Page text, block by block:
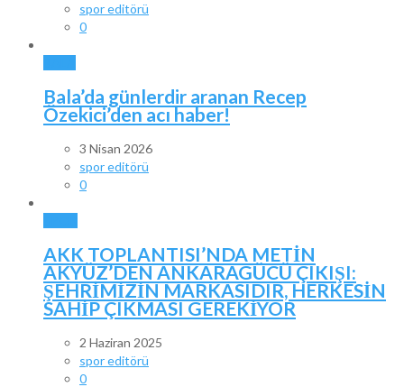
spor editörü
0
Bala’da günlerdir aranan Recep
Özekici’den acı haber!
3 Nisan 2026
spor editörü
0
AKK TOPLANTISI’NDA METİN
AKYÜZ’DEN ANKARAGÜCÜ ÇIKIŞI:
ŞEHRİMİZİN MARKASIDIR, HERKESİN
SAHİP ÇIKMASI GEREKİYOR
2 Haziran 2025
spor editörü
0